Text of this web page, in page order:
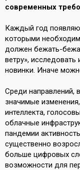
современных
Каждый год
которыми
должен бежать-
ветру»,
новинки. Иначе
Среди направлений,
значимые
интеллекта,
облачные
пандемии
существенно
больше цифровых
возможности для